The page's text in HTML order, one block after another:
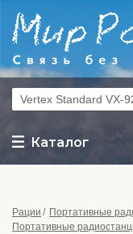
Каталог
Рации
Портативные
Портативные